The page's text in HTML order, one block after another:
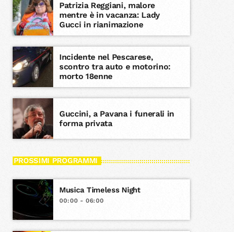
Patrizia Reggiani, malore
mentre è in vacanza: Lady
Gucci in rianimazione
Incidente nel Pescarese,
scontro tra auto e motorino:
morto 18enne
Guccini, a Pavana i funerali in
forma privata
PROSSIMI PROGRAMMI
Musica Timeless Night
00:00 - 06:00